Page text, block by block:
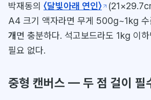
박재동의 〈달빛아래 연인〉
A4 크기 액자라면 무게 500g~1kg 수
개 면 충분하다. 석고보드라도 1kg 이
필요 없다.
중형 캔버스 — 두 점 걸이 필